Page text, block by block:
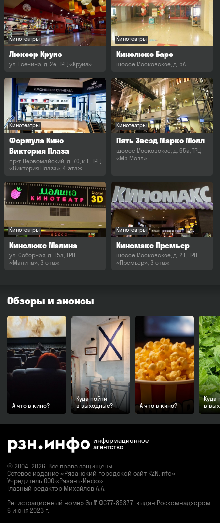
Кинотеатры
Люксор Круиз
ул. Есенина, д. 2е, ТРЦ «Круиз»
Кинотеатры
Кинолюкс Барс
шоссе Московское, д. 5А
Кинотеатры
Формула Кино
Виктория Плаза
пр-т Первомайский, д. 70, к.1, ТРЦ
«Виктория Плаза», 4 этаж
Кинотеатры
Пять Звезд Марко Молл
шоссе Московское, д. 65а, ТРЦ
«M5 Mолл»
Кинотеатры
Кинолюкс Малина
ул. Соборная, д. 15а, ТРЦ
«Малина», 3 этаж
Кинотеатры
Киномакс Премьер
шоссе Московское, д. 21, ТРЦ
«Премьер», 3 этаж
Обзоры и анонсы
А что в кино?
Куда пойти
в выходные?
А что в кино?
Куда
в
информационное
агентство
© 2004–2026. Все права защищены.
Сетевое издание «Рязанский городской сайт RZN.info»
Учредитель ООО «Рязань-Инфо»
Главный редактор Михайлов А.А.
Регистрационный номер Эл № ФС77-85377, выдан Роскомнадзором
6 июня 2023 г.